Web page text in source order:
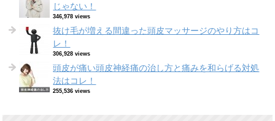
じゃない！
346,978 views
抜け毛が増える間違った頭皮マッサージのやり方はコ
レ！
306,928 views
頭皮が痛い頭皮神経痛の治し方と痛みを和らげる対処
法はコレ！
255,536 views